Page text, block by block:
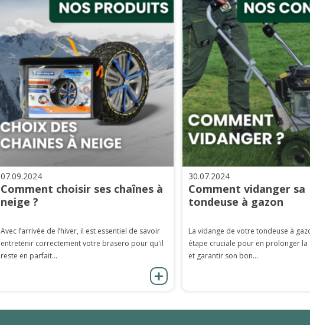
07.09.2024
Comment choisir ses chaînes à
neige ?
Avec l’arrivée de l’hiver, il est essentiel de savoir
entretenir correctement votre brasero pour qu'il
reste en parfait...
30.07.2024
Comment vidanger sa
tondeuse à gazon
La vidange de votre tondeuse à
étape cruciale pour en prolonger la
et garantir son bon...